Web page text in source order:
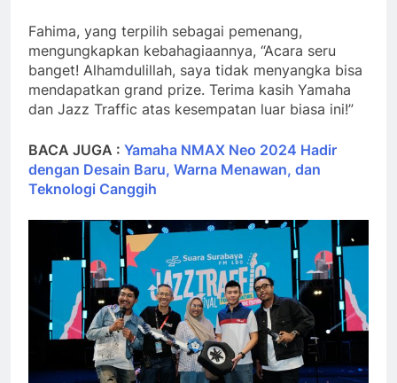
Fahima, yang terpilih sebagai pemenang,
mengungkapkan kebahagiaannya, “Acara seru
banget! Alhamdulillah, saya tidak menyangka bisa
mendapatkan grand prize. Terima kasih Yamaha
dan Jazz Traffic atas kesempatan luar biasa ini!”
BACA JUGA : Yamaha NMAX Neo 2024 Hadir
dengan Desain Baru, Warna Menawan, dan
Teknologi Canggih